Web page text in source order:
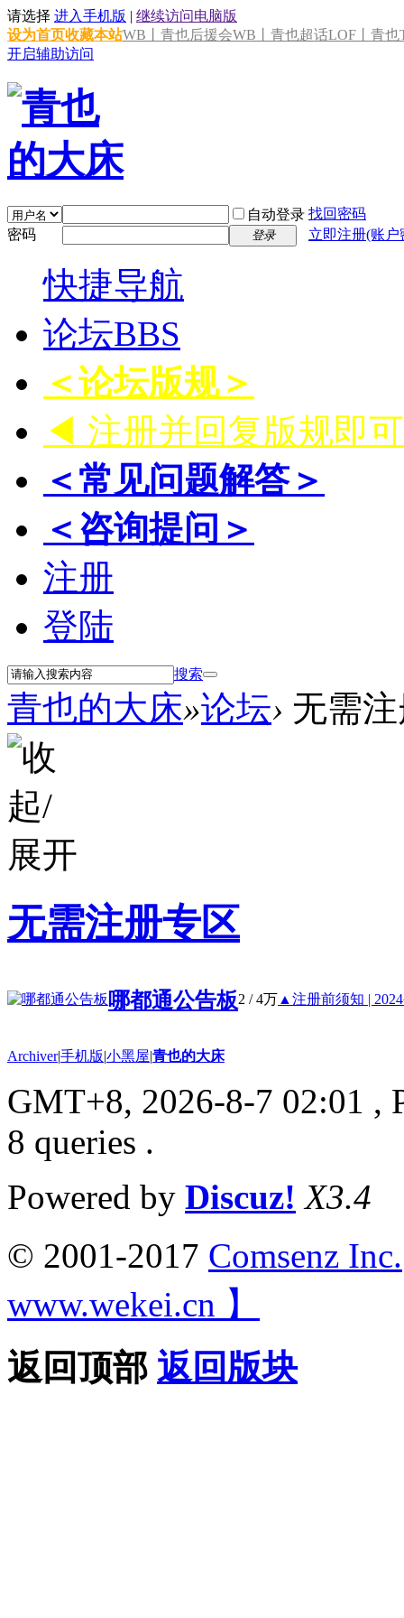
请选择 进入手机版 | 继续访问电脑版
设为首页收藏本站WB丨青也后援会WB丨青也超话LOF丨青也
开启辅助访问
自动登录 找回密码
密码
登录 立即注册(账
快捷导航
论坛BBS
＜论坛版规＞
◀ 注册并回复版规即
＜常见问题解答＞
＜咨询提问＞
注册
登陆
搜索
青也的大床»论坛› 无需
无需注册专区
哪都通公告板2 /4万 ▲注册前须知 |
Archiver|手机版|小黑屋|青也的大床
GMT+8, 2026-8-7 02:01 ,
8 queries .
Powered by Discuz! X3.4
© 2001-2017 Comsenz Inc.
www.wekei.cn 】
返回顶部 返回版块